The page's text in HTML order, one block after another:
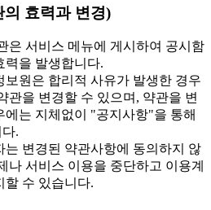
의 효력과 변경)
은 서비스 메뉴에 게시하여 공시함
력을 발생합니다.
원은 합리적 사유가 발생한 경우
관을 변경할 수 있으며, 약관을 변
에는 지체없이 "공지사항"을 통해
.
변경된 약관사항에 동의하지 않
나 서비스 이용을 중단하고 이용계
할 수 있습니다.